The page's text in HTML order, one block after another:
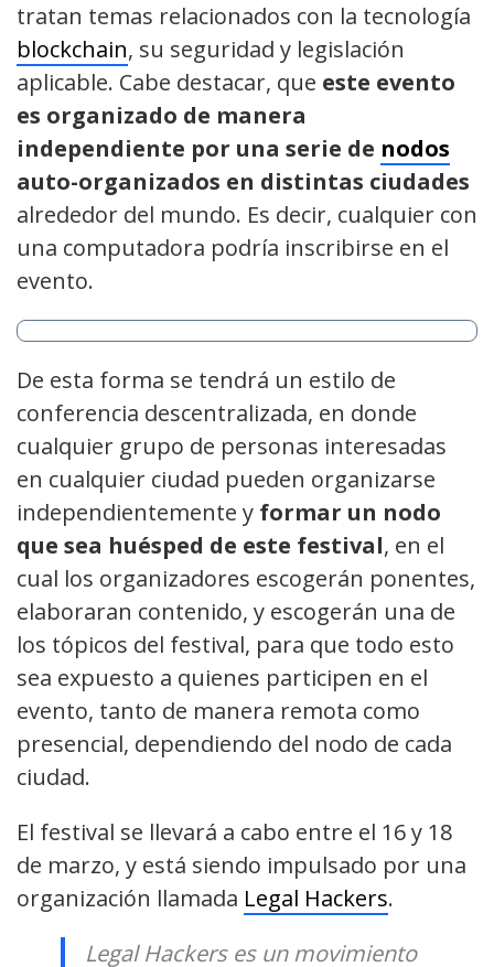
tratan temas relacionados con la tecnología
blockchain, su seguridad y legislación
aplicable. Cabe destacar, que este evento
es organizado de manera
independiente por una serie de nodos
auto-organizados en distintas ciudades
alrededor del mundo. Es decir, cualquier con
una computadora podría inscribirse en el
evento.
De esta forma se tendrá un estilo de
conferencia descentralizada, en donde
cualquier grupo de personas interesadas
en cualquier ciudad pueden organizarse
independientemente y formar un nodo
que sea huésped de este festival, en el
cual los organizadores escogerán ponentes,
elaboraran contenido, y escogerán una de
los tópicos del festival, para que todo esto
sea expuesto a quienes participen en el
evento, tanto de manera remota como
presencial, dependiendo del nodo de cada
ciudad.
El festival se llevará a cabo entre el 16 y 18
de marzo, y está siendo impulsado por una
organización llamada Legal Hackers.
Legal Hackers es un movimiento